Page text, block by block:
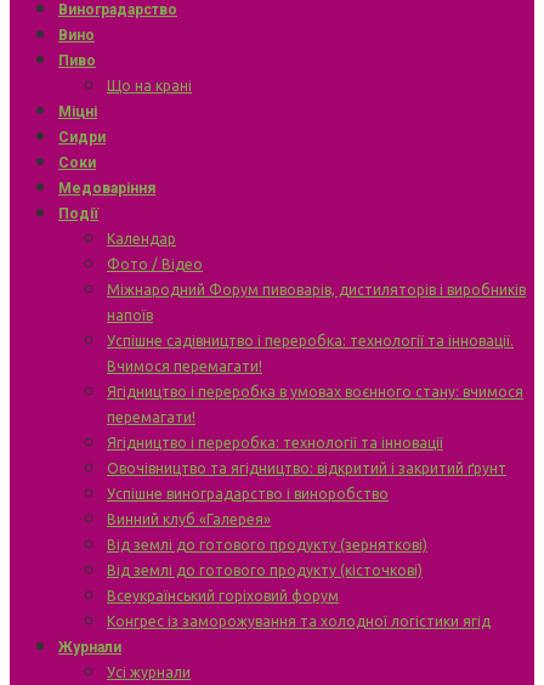
Виноградарство
Вино
Пиво
Що на крані
Міцні
Сидри
Соки
Медоваріння
Події
Календар
Фото / Відео
Міжнародний Форум пивоварів, дистиляторів і виробників
напоїв
Успішне садівництво і переробка: технології та інновації.
Вчимося перемагати!
Ягідництво і переробка в умовах воєнного стану: вчимося
перемагати!
Ягідництво і переробка: технології та інновації
Овочівництво та ягідництво: відкритий і закритий ґрунт
Успішне виноградарство і виноробство
Винний клуб «Галерея»
Від землі до готового продукту (зерняткові)
Від землі до готового продукту (кісточкові)
Всеукраїнський горіховий форум
Конгрес із заморожування та холодної логістики ягід
Журнали
Усі журнали